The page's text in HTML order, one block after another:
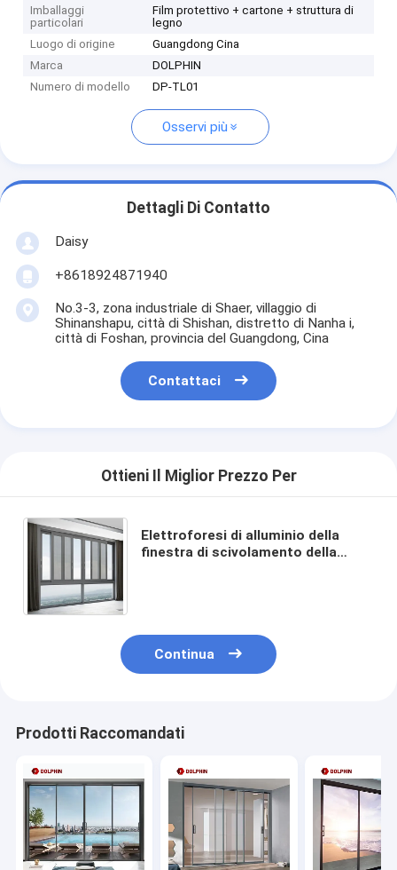
Imballaggi
particolari
Film protettivo + cartone + struttura di
legno
Luogo di origine
Guangdong Cina
Marca
DOLPHIN
Numero di modello
DP-TL01
Osservi più
Dettagli Di Contatto
Daisy
+8618924871940
No.3-3, zona industriale di Shaer, villaggio di
Shinanshapu, città di Shishan, distretto di Nanha i,
città di Foshan, provincia del Guangdong, Cina
Contattaci
Ottieni Il Miglior Prezzo Per
Elettroforesi di alluminio della
finestra di scivolamento della
Continua
Prodotti Raccomandati